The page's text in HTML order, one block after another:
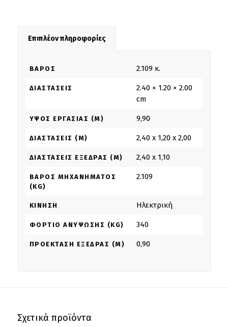
Επιπλέον πληροφορίες
ΒΆΡΟΣ 2.109 κ.
ΔΙΑΣΤΆΣΕΙΣ
2.40 × 1.20 × 2.00
cm
ΎΨΟΣ ΕΡΓΑΣΊΑΣ (M) 9,90
ΔΙΑΣΤΆΣΕΙΣ (M) 2,40 x 1,20 x 2,00
ΔΙΑΣΤΆΣΕΙΣ ΕΞΈΔΡΑΣ (M) 2,40 x 1,10
ΒΆΡΟΣ ΜΗΧΑΝΉΜΑΤΟΣ
(KG)
2.109
ΚΊΝΗΣΗ Ηλεκτρική
ΦΟΡΤΊΟ ΑΝΎΨΩΣΗΣ (KG) 340
ΠΡΟΈΚΤΑΣΗ ΕΞΈΔΡΑΣ (M) 0,90
Σχετικά προϊόντα